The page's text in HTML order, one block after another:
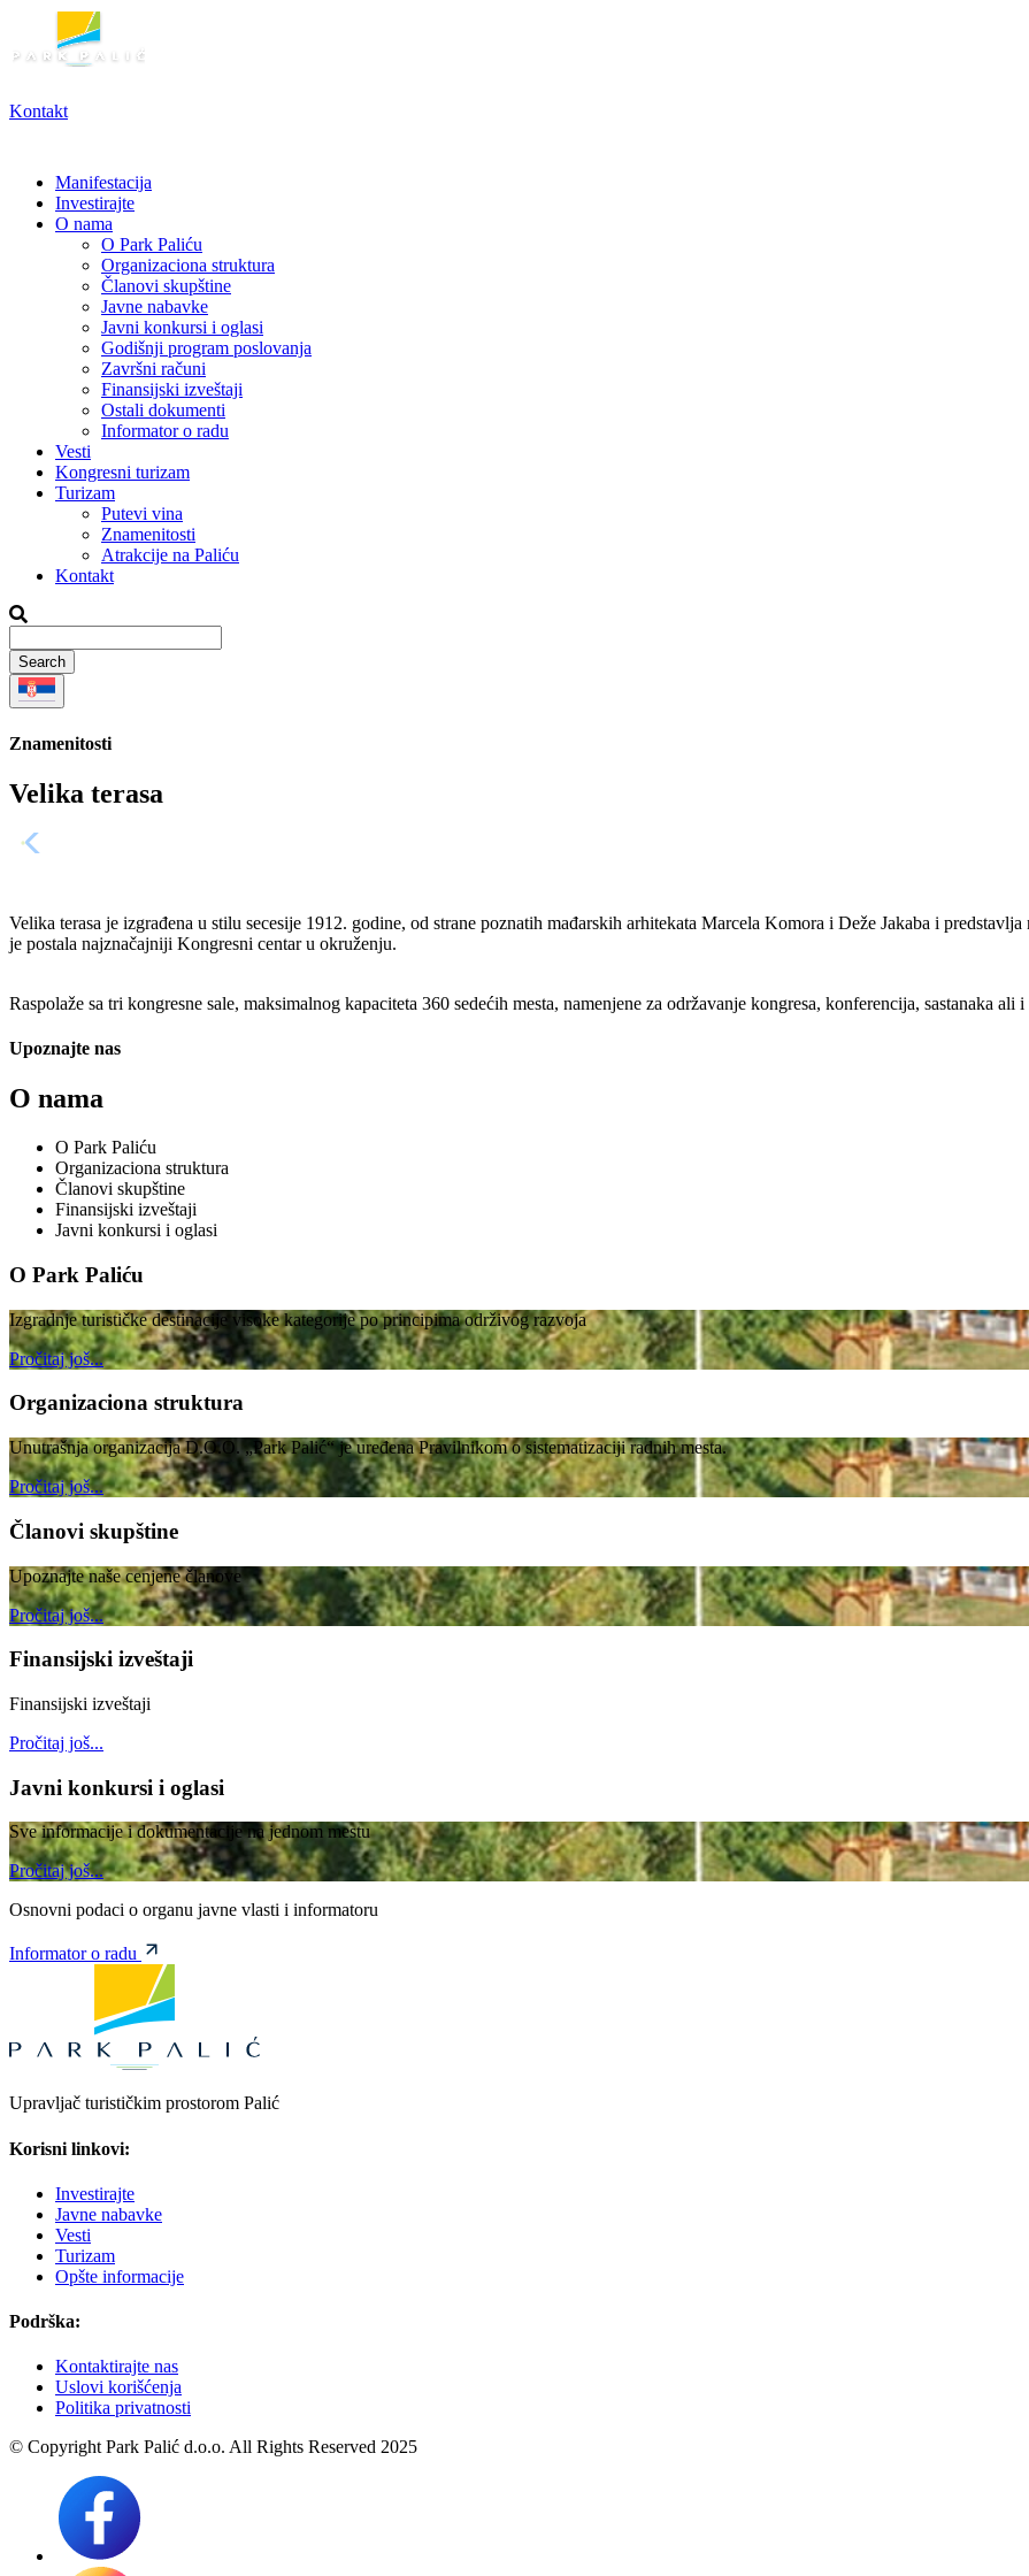
sadržaj
Kontakt
Manifestacija
Investirajte
O nama
O Park Paliću
Organizaciona struktura
Članovi skupštine
Javne nabavke
Javni konkursi i oglasi
Godišnji program poslovanja
Završni računi
Finansijski izveštaji
Ostali dokumenti
Informator o radu
Vesti
Kongresni turizam
Turizam
Putevi vina
Znamenitosti
Atrakcije na Paliću
Kontakt
Znamenitosti
Velika terasa
Velika terasa je izgrađena u stilu secesije 1912. godine, od strane poznatih mađarskih arhitekata Marcela Komora i Deže Jakaba i
je postala najznačajniji Kongresni centar u okruženju.
Raspolaže sa tri kongresne sale, maksimalnog kapaciteta 360 sedećih mesta, namenjene za održavanje kongresa, konferencija, sastanaka
Upoznajte nas
O nama
O Park Paliću
Organizaciona struktura
Članovi skupštine
Finansijski izveštaji
Javni konkursi i oglasi
O Park Paliću
Izgradnje turističke destinacije visoke kategorije po principima održivog razvoja
Pročitaj još...
Organizaciona struktura
Unutrašnja organizacija D.O.O. „Park Palić“ je uređena Pravilnikom o sistematizaciji radnih mesta.
Pročitaj još...
Članovi skupštine
Upoznajte naše cenjene članove
Pročitaj još...
Finansijski izveštaji
Finansijski izveštaji
Pročitaj još...
Javni konkursi i oglasi
Sve informacije i dokumentacije na jednom mestu
Pročitaj još...
Osnovni podaci o organu javne vlasti i informatoru
Informator o radu
Upravljač turističkim prostorom Palić
Korisni linkovi:
Investirajte
Javne nabavke
Vesti
Turizam
Opšte informacije
Podrška:
Kontaktirajte nas
Uslovi korišćenja
Politika privatnosti
© Copyright Park Palić d.o.o. All Rights Reserved 2025